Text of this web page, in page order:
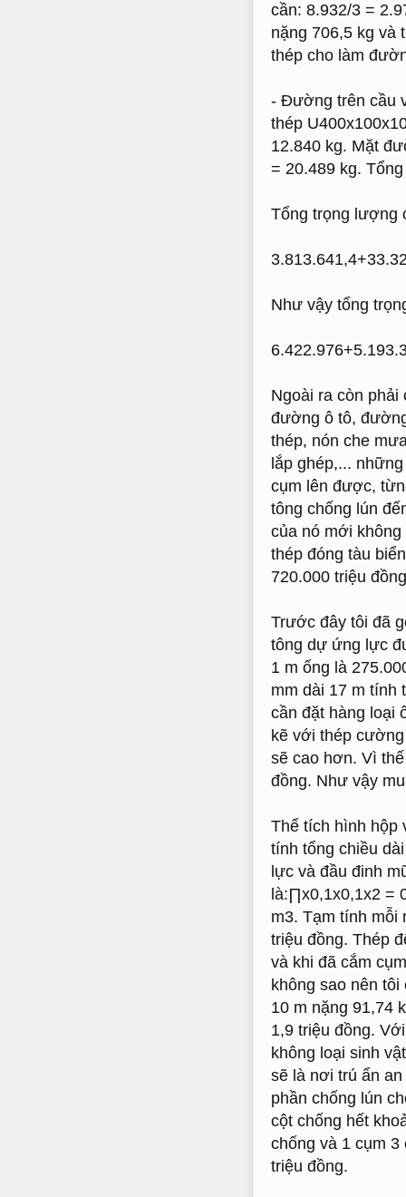
cần: 8.932/3 =
nặng 706,5 kg và
thép cho làm
- Đường trên cầu
thép
12.840 kg. Mặt
= 20.489 kg.
Tổng trọng lượng
Như vậy tổng
Ngoài ra còn
đường ô tô,
thép, nón che
lắp ghép,...
cụm lên được,
tông chống lún
của nó mới
thép đóng tàu
720.000 triệu
Trước đây tôi đã
tông dự ứng lực
1 m ống là
mm dài 17 m tính
cần đặt hàng loại
kẽ với thép
sẽ cao hơn. Vì
đồng. Như vậy
Thể tích hình hộp
tính tổng chiều
lực và đầu đinh
là:∏x0,1x0,1x2 =
m3. Tạm tính mỗi
triệu đồng. Thép
và khi đã cắm
không sao nên
10 m nặng 91,74
1,9 triệu đồng.
không loại sinh
sẽ là nơi trú ẩn
phần chống lún
cột chống hết
chống và 1 cụm 3
triệu đồng.